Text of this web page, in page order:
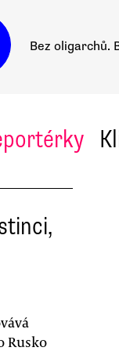
Bez oligarchů.
Rusko